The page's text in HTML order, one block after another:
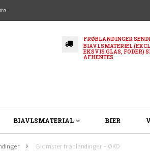
FRØBLANDINGER
BIAVLSMATERIEL
EKSVIS GLAS, FODER)
AFHENTES
BIAVLSMATERIAL BIER
> Blomster frøblandinger - ØKO